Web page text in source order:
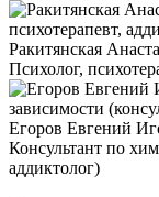
Ракитянская
Психолог,
Егоров Евгений
Консультант по
аддиктолог)